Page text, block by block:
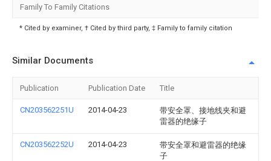
Family To Family Citations
* Cited by examiner, † Cited by third party, ‡ Family to family citation
Similar Documents
Publication Publication Date Title
CN203562251U 2014-04-23
带安全罩、接地线夹和避
雷器的绝缘子
CN203562252U 2014-04-23
带安全罩和避雷器的绝缘
子